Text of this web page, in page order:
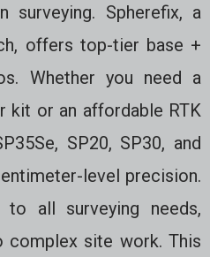
surveying. Spherefix, a
offers top-tier base +
Whether you need a
kit or an affordable RTK
SP20, SP30, and
level precision.
all surveying needs,
site work. This